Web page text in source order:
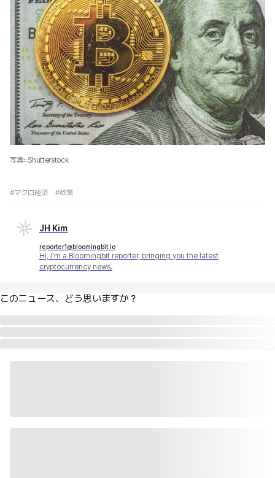
写真=Shutterstock
#マクロ経済 #政策
JH Kim
reporter1@bloomingbit.io
Hi, I'm a Bloomingbit reporter, bringing you the latest
cryptocurrency news.
このニュース、どう思いますか？